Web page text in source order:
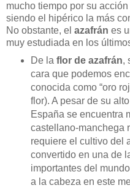
mucho tiempo por su
siendo el hipérico la más
No obstante, el azafrán es
muy estudiada en los
De la flor de azafrán,
cara que podemos
conocida como “oro
flor). A pesar de su
España se encuentra
castellano-manchega
requiere el cultivo del
convertido en una de
importantes del
a la cabeza en este